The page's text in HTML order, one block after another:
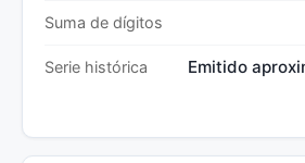
Suma de dígitos
Serie histórica
Emitido